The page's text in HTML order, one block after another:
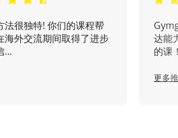
法很独特! 你们的课程帮
海外交流期间取得了进步
...
达能
的课！
更多